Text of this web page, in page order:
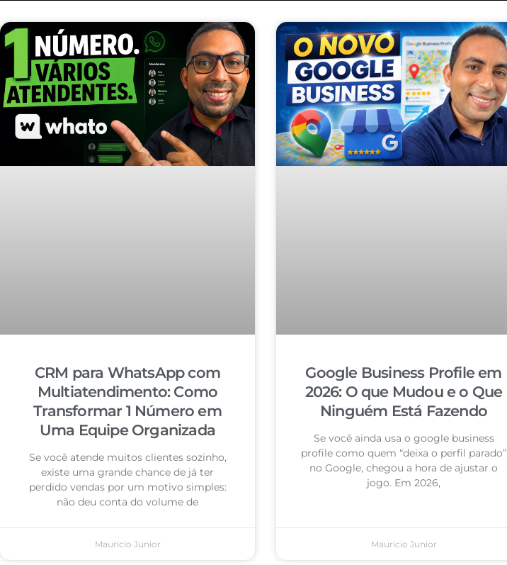
CRM para WhatsApp com
Multiatendimento: Como
Transformar 1 Número em
Uma Equipe Organizada
Se você atende muitos clientes sozinho,
existe uma grande chance de já ter
perdido vendas por um motivo simples:
não deu conta do volume de
Mauricio Junior
Google Business Profile em
2026: O que Mudou e o Que
Ninguém Está Fazendo
Se você ainda usa o google business
profile como quem “deixa o perfil parado”
no Google, chegou a hora de ajustar o
jogo. Em 2026,
Mauricio Junior